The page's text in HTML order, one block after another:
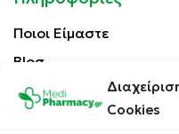
Cookies
Ποιοι Είμαστε
Blog
Επικοινωνία